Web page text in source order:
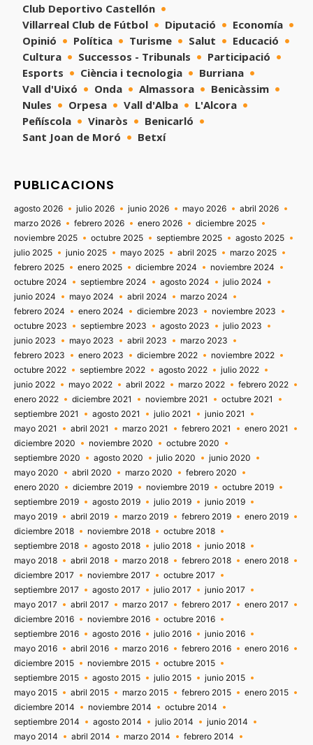
Club Deportivo Castellón
Villarreal Club de Fútbol
Diputació
Economía
Opinió
Política Turisme Salut
Educació
Cultura
Successos - Tribunals
Participació
Esports
Ciència i tecnologia
Burriana
Vall d'Uixó
Onda Almassora
Benicàssim
Nules
Orpesa Vall d'Alba
L'Alcora
Peñíscola
Vinaròs
Benicarló
Sant Joan de Moró
Betxí
PUBLICACIONS
agosto 2026 julio 2026 junio 2026 mayo 2026
abril 2026
marzo 2026
febrero 2026 enero 2026
diciembre 2025
noviembre 2025
octubre 2025 septiembre 2025
agosto 2025
julio 2025
junio 2025 mayo 2025 abril 2025
marzo 2025
febrero 2025
enero 2025 diciembre 2024
noviembre 2024
octubre 2024
septiembre 2024 agosto 2024
julio 2024
junio 2024
mayo 2024 abril 2024
marzo 2024
febrero 2024
enero 2024 diciembre 2023
noviembre 2023
octubre 2023
septiembre 2023 agosto 2023
julio 2023
junio 2023
mayo 2023 abril 2023
marzo 2023
febrero 2023
enero 2023 diciembre 2022
noviembre 2022
octubre 2022
septiembre 2022 agosto 2022
julio 2022
junio 2022
mayo 2022 abril 2022 marzo 2022
febrero 2022
enero 2022
diciembre 2021 noviembre 2021
octubre 2021
septiembre 2021
agosto 2021 julio 2021
junio 2021
mayo 2021
abril 2021 marzo 2021 febrero 2021
enero 2021
diciembre 2020
noviembre 2020
octubre 2020
septiembre 2020
agosto 2020 julio 2020
junio 2020
mayo 2020
abril 2020 marzo 2020
febrero 2020
enero 2020
diciembre 2019 noviembre 2019
octubre 2019
septiembre 2019
agosto 2019 julio 2019
junio 2019
mayo 2019
abril 2019 marzo 2019 febrero 2019
enero 2019
diciembre 2018
noviembre 2018
octubre 2018
septiembre 2018
agosto 2018 julio 2018
junio 2018
mayo 2018
abril 2018 marzo 2018 febrero 2018
enero 2018
diciembre 2017
noviembre 2017
octubre 2017
septiembre 2017
agosto 2017 julio 2017
junio 2017
mayo 2017
abril 2017 marzo 2017 febrero 2017
enero 2017
diciembre 2016
noviembre 2016
octubre 2016
septiembre 2016
agosto 2016 julio 2016
junio 2016
mayo 2016
abril 2016 marzo 2016 febrero 2016
enero 2016
diciembre 2015
noviembre 2015
octubre 2015
septiembre 2015
agosto 2015 julio 2015
junio 2015
mayo 2015
abril 2015 marzo 2015 febrero 2015
enero 2015
diciembre 2014
noviembre 2014
octubre 2014
septiembre 2014
agosto 2014 julio 2014
junio 2014
mayo 2014
abril 2014 marzo 2014 febrero 2014